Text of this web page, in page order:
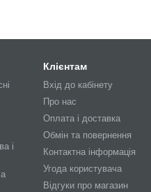
і
Клієнтам
Вхід до кабінету
Про нас
Оплата і доставка
Обмін та повернення
Контактна інформація
Угода користувача
Відгуки про магазин